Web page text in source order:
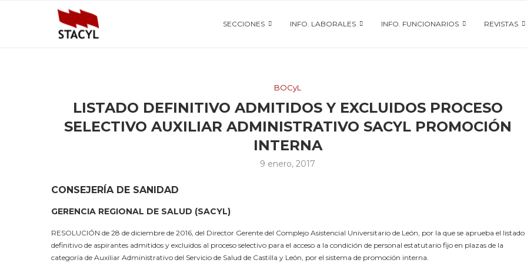
SECCIONES INFO. LABORALES INFO. FUNCIONARIOS REVISTAS
BOCyL
LISTADO DEFINITIVO ADMITIDOS Y EXCLUIDOS PROCESO
SELECTIVO AUXILIAR ADMINISTRATIVO SACYL PROMOCIÓN
INTERNA
9 enero, 2017
CONSEJERÍA DE SANIDAD
GERENCIA REGIONAL DE SALUD (SACYL)
RESOLUCIÓN de 28 de diciembre de 2016, del Director Gerente del Complejo Asistencial Universitario de León, por la que se aprueba el listado
definitivo de aspirantes admitidos y excluidos al proceso selectivo para el acceso a la condición de personal estatutario fijo en plazas de la
categoría de Auxiliar Administrativo del Servicio de Salud de Castilla y León, por el sistema de promoción interna.